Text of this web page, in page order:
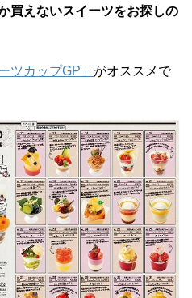
買えないスイーツをお探しの
ツカップGP」 がオススメで